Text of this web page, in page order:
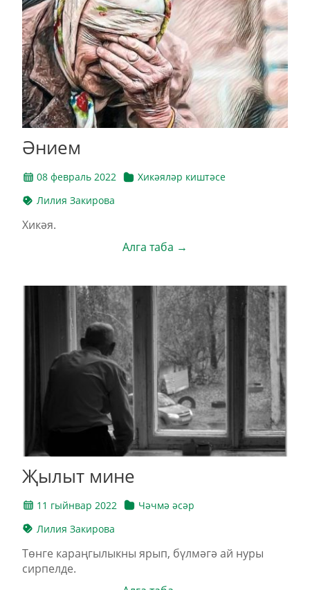
Әнием
08 февраль 2022
Хикәяләр киштәсе
Лилия Закирова
Хикәя.
Алга таба →
Җылыт мине
11 гыйнвар 2022
Чәчмә әсәр
Лилия Закирова
Төнге караңгылыкны ярып, бүлмәгә ай нуры
сирпелде.